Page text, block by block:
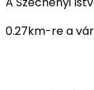
0.27km-re a